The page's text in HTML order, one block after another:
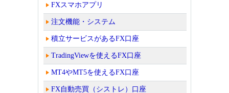
FXスマホアプリ
注文機能・システム
積立サービスがあるFX口座
TradingViewを使えるFX口座
MT4やMT5を使えるFX口座
FX自動売買（シストレ）口座